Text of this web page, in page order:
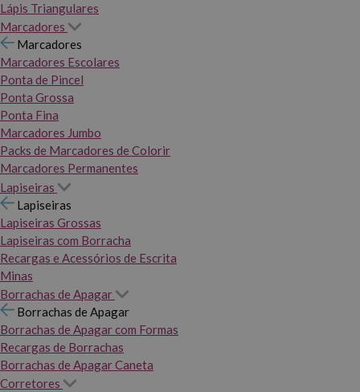
Lápis Triangulares
Marcadores
Marcadores
Marcadores Escolares
Ponta de Pincel
Ponta Grossa
Ponta Fina
Marcadores Jumbo
Packs de Marcadores de Colorir
Marcadores Permanentes
Lapiseiras
Lapiseiras
Lapiseiras Grossas
Lapiseiras com Borracha
Recargas e Acessórios de Escrita
Minas
Borrachas de Apagar
Borrachas de Apagar
Borrachas de Apagar com Formas
Recargas de Borrachas
Borrachas de Apagar Caneta
Corretores